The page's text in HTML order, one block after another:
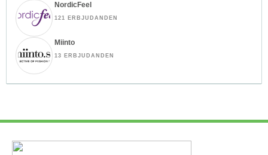
NordicFeel
121 ERBJUDANDEN
Miinto
13 ERBJUDANDEN